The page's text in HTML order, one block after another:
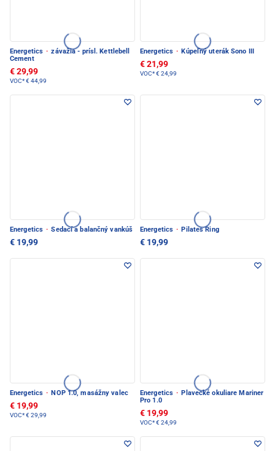
Energetics · závažia - prísl. Kettlebell
Cement
€ 29,99
VOC*€ 44,99
Energetics · Kúpeľný uterák Sono III
€ 21,99
VOC*€ 24,99
Energetics · Sedací a balančný vankúš
€ 19,99
Energetics · Pilates Ring
€ 19,99
Energetics · NOP 1.0, masážny valec
€ 19,99
VOC*€ 29,99
Energetics · Plavecké okuliare Mariner
Pro 1.0
€ 19,99
VOC*€ 24,99